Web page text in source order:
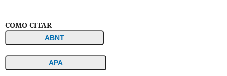
COMO CITAR
ABNT
APA